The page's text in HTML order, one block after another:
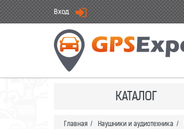
Вход
КАТАЛОГ
Главная / Наушники и аудиотехника /